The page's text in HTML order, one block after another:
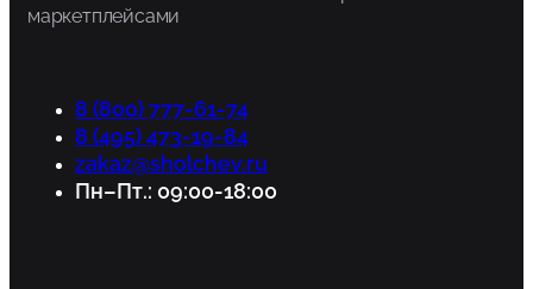
маркетплейсами
8 (800) 777-61-74
8 (495) 473-19-84
zakaz@sholchev.ru
Пн–Пт.: 09:00-18:00